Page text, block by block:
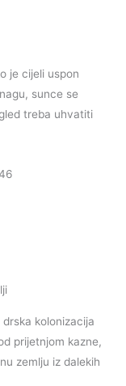
je cijeli uspon
sunce se
treba uhvatiti
kolonizacija
prijetnjom kazne,
zemlju iz dalekih